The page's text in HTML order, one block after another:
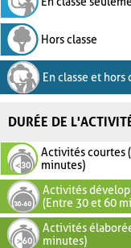
Hors classe
En classe et hors
DURÉE DE
Activités courtes
minutes)
Activités
(Entre 30 et 60
Activités
minutes)